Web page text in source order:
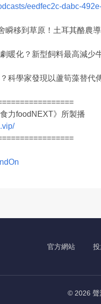
eedfec2c-dabc-
瞬移到草原！土耳其酪農
暖化？新型飼料最高減少
科學家發現以蘆筍藻替代
力foodNEXT》所製播
官方網站
© 2026 聲